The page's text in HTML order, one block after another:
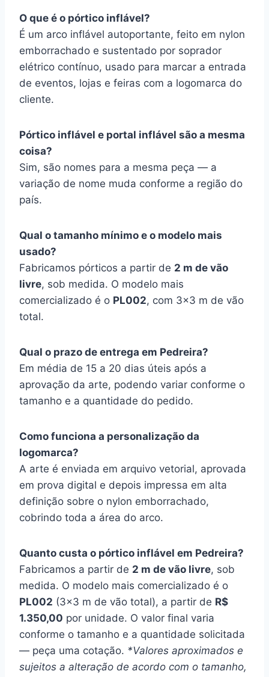
O que é o pórtico inflável?
É um arco inflável autoportante, feito em nylon
emborrachado e sustentado por soprador
elétrico contínuo, usado para marcar a entrada
de eventos, lojas e feiras com a logomarca do
cliente.
Pórtico inflável e portal inflável são a mesma
coisa?
Sim, são nomes para a mesma peça — a
variação de nome muda conforme a região do
país.
Qual o tamanho mínimo e o modelo mais
usado?
Fabricamos pórticos a partir de 2 m de vão
livre, sob medida. O modelo mais
comercializado é o PL002, com 3×3 m de vão
total.
Qual o prazo de entrega em Pedreira?
Em média de 15 a 20 dias úteis após a
aprovação da arte, podendo variar conforme o
tamanho e a quantidade do pedido.
Como funciona a personalização da
logomarca?
A arte é enviada em arquivo vetorial, aprovada
em prova digital e depois impressa em alta
definição sobre o nylon emborrachado,
cobrindo toda a área do arco.
Quanto custa o pórtico inflável em Pedreira?
Fabricamos a partir de 2 m de vão livre, sob
medida. O modelo mais comercializado é o
PL002 (3×3 m de vão total), a partir de R$
1.350,00 por unidade. O valor final varia
conforme o tamanho e a quantidade solicitada
— peça uma cotação. *Valores aproximados e
sujeitos a alteração de acordo com o tamanho,